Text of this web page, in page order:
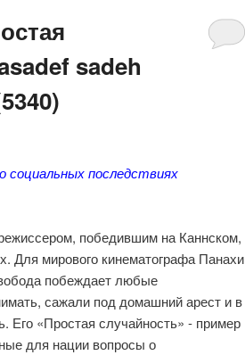
sadeh
социальных последствиях
победившим на Каннском,
Для мирового кинематографа Панахи
побеждает любые
сажали под домашний арест и в
Его «Простая случайность» - пример
для нации вопросы о